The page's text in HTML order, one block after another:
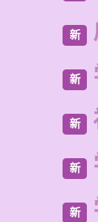
新
新
新
新
新